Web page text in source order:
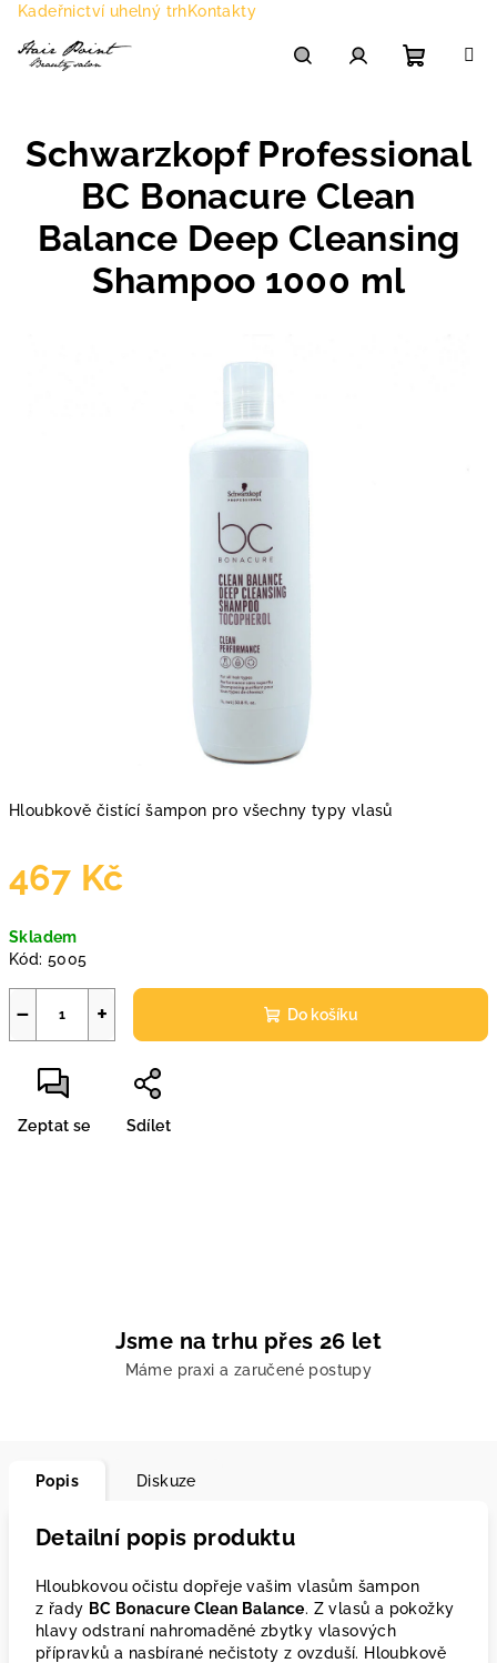
Přejít
obsah
Kadeřnictví uhelný trhKontakty
košík
Hloubkově čistící šampon pro všechny typy vlasů
467 Kč
cena:
Skladem
Kód: 5005
+
− Do košíku
Zeptat se Sdílet
Schwarzkopf Professional
BC Bonacure Clean
Balance Deep Cleansing
Shampoo 1000 ml
Jsme na trhu přes 26 let
Máme praxi a zaručené postupy
Popis Diskuze
Detailní popis produktu
Hloubkovou očistu dopřeje vašim vlasům šampon
z řady BC Bonacure Clean Balance. Z vlasů a pokožky
hlavy odstraní nahromaděné zbytky vlasových
přípravků a nasbírané nečistoty z ovzduší. Hloubkově